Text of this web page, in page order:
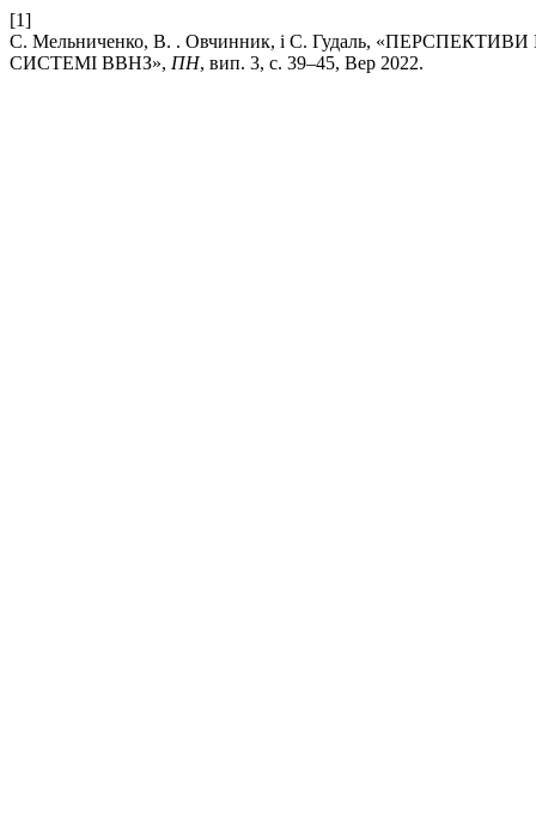
[1]
С. Мельниченко, В. . Овчинник, і С. Гудаль,
СИСТЕМІ ВВНЗ», ПН, вип. 3, с. 39–45, Вер 2022.